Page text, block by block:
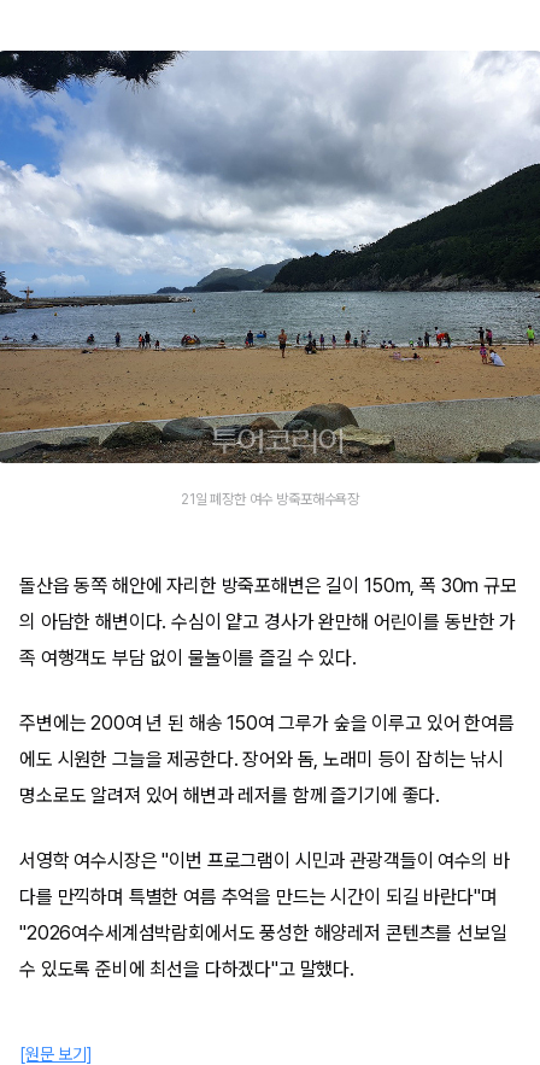
21일 폐장한 여수 방죽포해수욕장
돌산읍 동쪽 해안에 자리한 방죽포해변은 길이 150m, 폭 30m 규모
의 아담한 해변이다. 수심이 얕고 경사가 완만해 어린이를 동반한 가
족 여행객도 부담 없이 물놀이를 즐길 수 있다.
주변에는 200여 년 된 해송 150여 그루가 숲을 이루고 있어 한여름
에도 시원한 그늘을 제공한다. 장어와 돔, 노래미 등이 잡히는 낚시
명소로도 알려져 있어 해변과 레저를 함께 즐기기에 좋다.
서영학 여수시장은 "이번 프로그램이 시민과 관광객들이 여수의 바
다를 만끽하며 특별한 여름 추억을 만드는 시간이 되길 바란다"며
"2026여수세계섬박람회에서도 풍성한 해양레저 콘텐츠를 선보일
수 있도록 준비에 최선을 다하겠다"고 말했다.
[원문 보기]